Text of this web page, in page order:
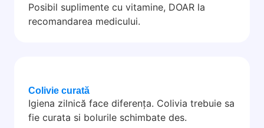
Posibil suplimente cu vitamine, DOAR la
recomandarea medicului.
Colivie curată
Igiena zilnică face diferența. Colivia trebuie sa
fie curata si bolurile schimbate des.